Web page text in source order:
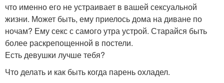
что именно его не устраивает в вашей сексуальной
жизни. Может быть, ему приелось дома на диване по
ночам? Ему секс с самого утра устрой. Старайся быть
более раскрепощенной в постели.
Есть девушки лучше тебя?
Что делать и как быть когда парень охладел.